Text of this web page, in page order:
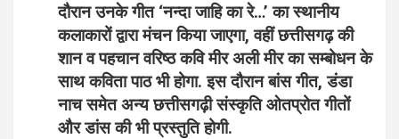
दौरान उनके गीत ‘नन्दा जाहि का रे…’ का स्थानीय
कलाकारों द्वारा मंचन किया जाएगा, वहीं छत्तीसगढ़ की
शान व पहचान वरिष्ठ कवि मीर अली मीर का सम्बोधन के
साथ कविता पाठ भी होगा. इस दौरान बांस गीत, डंडा
नाच समेत अन्य छत्तीसगढ़ी संस्कृति ओतप्रोत गीतों
और डांस की भी प्रस्तुति होगी.